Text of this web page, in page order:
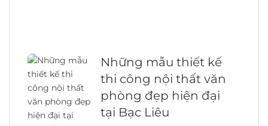
Những mẫu thiết kế
thi công nội thất văn
phòng đẹp hiện đại
tại Bạc Liêu